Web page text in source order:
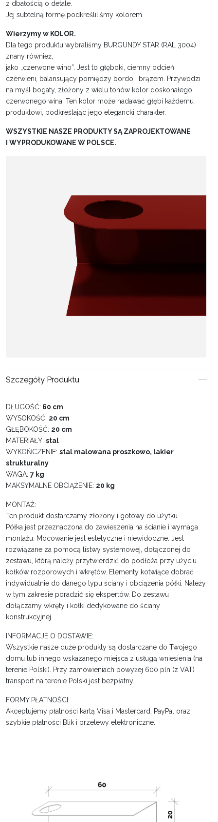
z dbałością o detale.
Jej subtelną formę podkreśliliśmy kolorem.
Wierzymy w KOLOR.
Dla tego produktu wybraliśmy BURGUNDY STAR (RAL 3004)
znany również,
jako „czerwone wino”. Jest to głęboki, ciemny odcień
czerwieni, balansujący pomiędzy bordo i brązem. Przywodzi
na myśl bogaty, złożony z wielu tonów kolor doskonałego
czerwonego wina. Ten kolor może nadawać głębi każdemu
produktowi, podkreślając jego elegancki charakter.
WSZYSTKIE NASZE PRODUKTY SĄ ZAPROJEKTOWANE
I WYPRODUKOWANE W POLSCE.
Szczegóły Produktu
DŁUGOŚĆ: 60 cm
WYSOKOŚĆ: 20 cm
GŁĘBOKOŚĆ: 20 cm
MATERIAŁY: stal
WYKOŃCZENIE: stal malowana proszkowo, lakier
strukturalny
WAGA: 7 kg
MAKSYMALNE OBCIĄŻENIE: 20 kg
MONTAŻ:
Ten produkt dostarczamy złożony i gotowy do użytku.
Półka jest przeznaczona do zawieszenia na ścianie i wymaga
montażu. Mocowanie jest estetyczne i niewidoczne. Jest
rozwiązane za pomocą listwy systemowej, dołączonej do
zestawu, którą należy przytwierdzić do podłoża przy użyciu
kołków rozporowych i wkrętów. Elementy kotwiące dobrać
indywidualnie do danego typu ściany i obciążenia półki. Należy
w tym zakresie poradzić się ekspertów. Do zestawu
dołączamy wkręty i kołki dedykowane do ściany
konstrukcyjnej.
INFORMACJE O DOSTAWIE:
Wszystkie nasze duże produkty są dostarczane do Twojego
domu lub innego wskazanego miejsca z usługą wniesienia (na
terenie Polski). Przy zamówieniach powyżej 600 pln (z VAT)
transport na terenie Polski jest bezpłatny.
FORMY PŁATNOŚCI:
Akceptujemy płatności kartą Visa i Mastercard, PayPal oraz
szybkie płatności Blik i przelewy elektroniczne.